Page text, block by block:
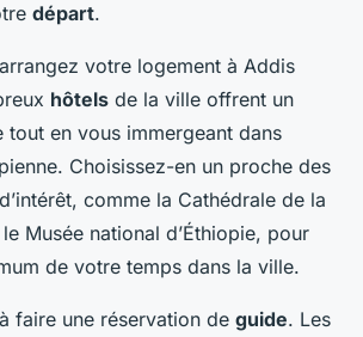
départ.
votre logement à Addis
hôtels de la ville offrent un
en vous immergeant dans
Choisissez-en un proche des
comme la Cathédrale de la
Musée national d’Éthiopie, pour
de votre temps dans la ville.
faire une réservation de guide. Les